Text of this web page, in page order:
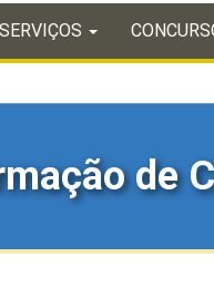
SERVIÇOS
de